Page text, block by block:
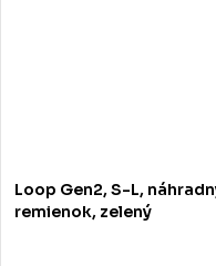
Loop Gen2, S-L,
remienok, zelený